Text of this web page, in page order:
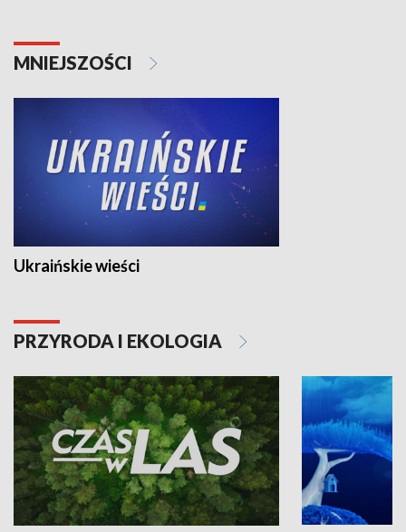
MNIEJSZOŚCI
Ukraińskie wieści
PRZYRODA I EKOLOGIA